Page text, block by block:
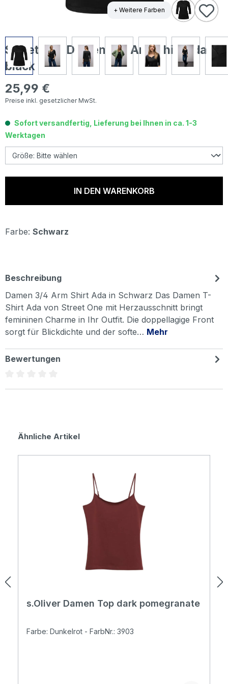
+ Weitere Farben
Street One Damen 3/4 Arm Shirt Ada
black
Regulärer Preis:
25,99 €
Preise inkl. gesetzlicher MwSt.
Sofort versandfertig, Lieferung bei Ihnen in ca. 1-3
Werktagen
IN DEN WARENKORB
Farbe: Schwarz
Beschreibung
Damen 3/4 Arm Shirt Ada in Schwarz Das Damen T-
Shirt Ada von Street One mit Herzausschnitt bringt
femininen Charme in Ihr Outfit. Die doppellagige Front
sorgt für Blickdichte und der softe… Mehr
Bewertungen
Produktgalerie überspringen
Ähnliche Artikel
s.Oliver Damen Top dark pomegranate
Farbe: Dunkelrot - FarbNr.: 3903